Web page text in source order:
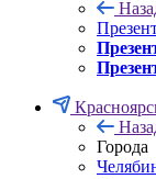
Города